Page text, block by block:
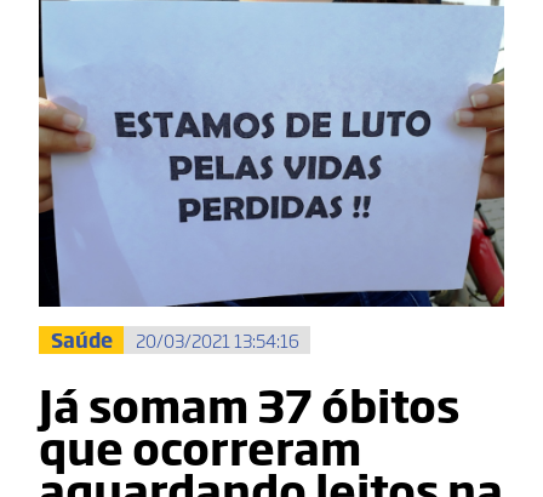
Saúde 20/03/2021 13:54:16
Já somam 37 óbitos
que ocorreram